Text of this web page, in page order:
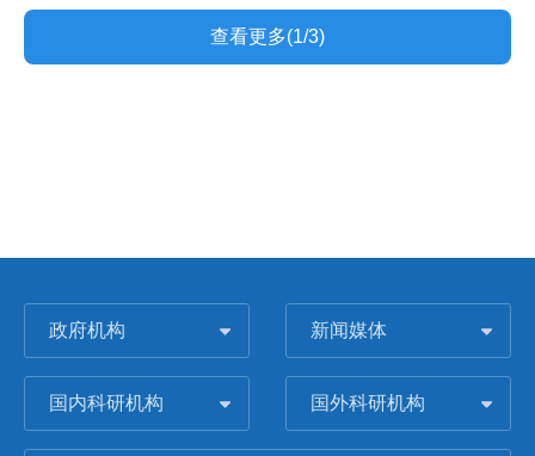
查看更多(1/3)
政府机构 新闻媒体
国内科研机构 国外科研机构